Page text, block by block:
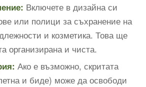
Включете в дизайна си
или полици за съхранение на
и козметика. Това ще
организирана и чиста.
Ако е възможно, скритата
и биде) може да освободи